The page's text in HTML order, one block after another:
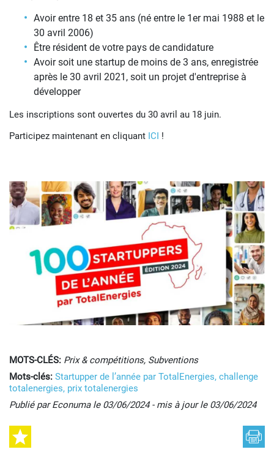
Avoir entre 18 et 35 ans (né entre le 1er mai 1988 et le
30 avril 2006)
Être résident de votre pays de candidature
Avoir soit une startup de moins de 3 ans, enregistrée
après le 30 avril 2021, soit un projet d'entreprise à
développer
Les inscriptions sont ouvertes du 30 avril au 18 juin.
Participez maintenant en cliquant ICI !
MOTS-CLÉS: Prix & compétitions, Subventions
Mots-clés: Startupper de l’année par TotalEnergies, challenge
totalenergies, prix totalenergies
Publié par Econuma le 03/06/2024 - mis à jour le 03/06/2024